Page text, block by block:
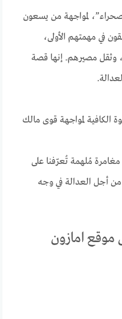
لمواجهة من يسعون
في مهمتهم الأولى،
وثقل مصيرهم. إنها قصة
لمواجهة قوى مالك
مُلهمة تُعرّفنا على
أجل العدالة في وجه
موقع امازون